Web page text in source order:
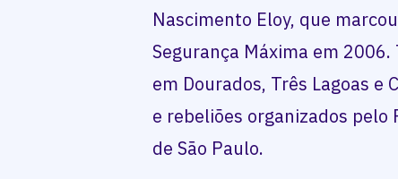
Nascimento Eloy, que
Segurança Máxima em
em Dourados, Três Lagoas
e rebeliões organizados pelo
de São Paulo.